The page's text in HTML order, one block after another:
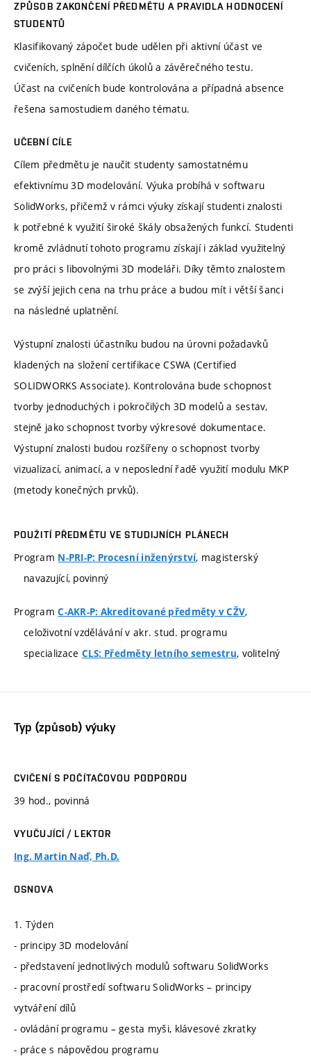
ZPŮSOB ZAKONČENÍ PŘEDMĚTU A PRAVIDLA HODNOCENÍ
STUDENTŮ
Klasifikovaný zápočet bude udělen při aktivní účast ve
cvičeních, splnění dílčích úkolů a závěrečného testu.
Účast na cvičeních bude kontrolována a případná absence
řešena samostudiem daného tématu.
UČEBNÍ CÍLE
Cílem předmětu je naučit studenty samostatnému
efektivnímu 3D modelování. Výuka probíhá v softwaru
SolidWorks, přičemž v rámci výuky získají studenti znalosti
k potřebné k využití široké škály obsažených funkcí. Studenti
kromě zvládnutí tohoto programu získají i základ využitelný
pro práci s libovolnými 3D modeláři. Díky těmto znalostem
se zvýší jejich cena na trhu práce a budou mít i větší šanci
na následné uplatnění.
Výstupní znalosti účastníku budou na úrovni požadavků
kladených na složení certifikace CSWA (Certified
SOLIDWORKS Associate). Kontrolována bude schopnost
tvorby jednoduchých i pokročilých 3D modelů a sestav,
stejně jako schopnost tvorby výkresové dokumentace.
Výstupní znalosti budou rozšířeny o schopnost tvorby
vizualizací, animací, a v neposlední řadě využití modulu MKP
(metody konečných prvků).
POUŽITÍ PŘEDMĚTU VE STUDIJNÍCH PLÁNECH
Program N-PRI-P: Procesní inženýrství, magisterský
navazující, povinný
ProgramC-AKR-P: Akreditované předměty v CŽV,
celoživotní vzdělávání v akr. stud. programu
specializace CLS: Předměty letního semestru, volitelný
Typ (způsob) výuky
CVIČENÍ S POČÍTAČOVOU PODPOROU
39 hod., povinná
VYUČUJÍCÍ / LEKTOR
Ing. Martin Naď, Ph.D.
OSNOVA
1. Týden
- principy 3D modelování
- představení jednotlivých modulů softwaru SolidWorks
- pracovní prostředí softwaru SolidWorks – principy
vytváření dílů
- ovládání programu – gesta myši, klávesové zkratky
- práce s nápovědou programu